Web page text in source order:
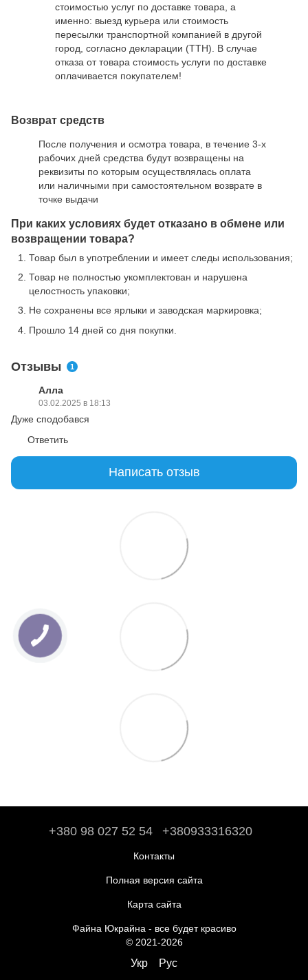
стоимостью услуг по доставке товара, а
именно: выезд курьера или стоимость
пересылки транспортной компанией в другой
город, согласно декларации (ТТН). В случае
отказа от товара стоимость услуги по доставке
оплачивается покупателем!
Возврат средств
После получения и осмотра товара, в течение 3-х
рабочих дней средства будут возвращены на
реквизиты по которым осуществлялась оплата
или наличными при самостоятельном возврате в
точке выдачи
При каких условиях будет отказано в обмене или
возвращении товара?
Товар был в употреблении и имеет следы использования;
Товар не полностью укомплектован и нарушена
целостность упаковки;
Не сохранены все ярлыки и заводская маркировка;
Прошло 14 дней со дня покупки.
Отзывы 1
Алла
03.02.2025 в 18:13
Дуже сподобався
Ответить
Написать отзыв
+380 98 027 52 54 +380933316320
Контакты
Полная версия сайта
Карта сайта
Файна Юкрайна - все будет красиво
© 2021-2026
Укр Рус